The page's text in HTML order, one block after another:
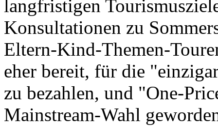
langfristigen
Konsultationen zu
Eltern-Kind-Themen-
eher bereit, für die
zu bezahlen, und "One-
Mainstream-Wahl